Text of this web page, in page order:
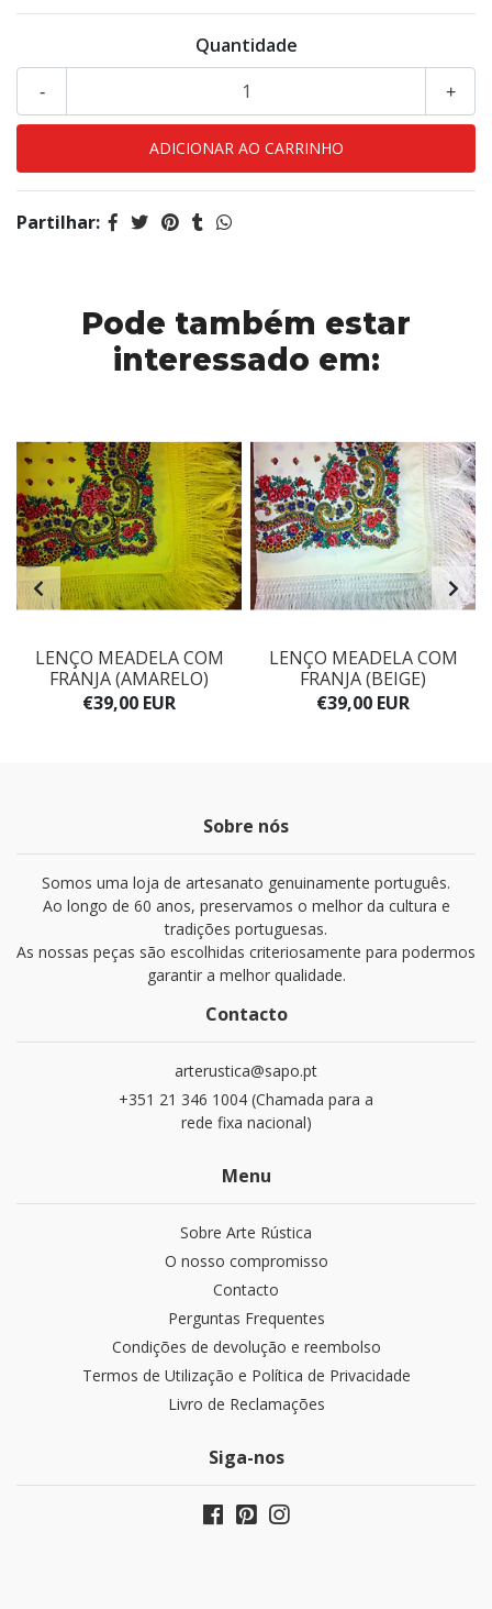
Quantidade
+
-
Partilhar:
Pode também estar
interessado em:
LENÇO MEADELA COM
FRANJA (AMARELO)
€39,00 EUR
LENÇO MEADELA COM
FRANJA (BEIGE)
€39,00 EUR
Sobre nós
Somos uma loja de artesanato genuinamente português.
Ao longo de 60 anos, preservamos o melhor da cultura e
tradições portuguesas.
As nossas peças são escolhidas criteriosamente para podermos
garantir a melhor qualidade.
Contacto
arterustica@sapo.pt
+351 21 346 1004 (Chamada para a
rede fixa nacional)
Menu
Sobre Arte Rústica
O nosso compromisso
Contacto
Perguntas Frequentes
Condições de devolução e reembolso
Termos de Utilização e Política de Privacidade
Livro de Reclamações
Siga-nos